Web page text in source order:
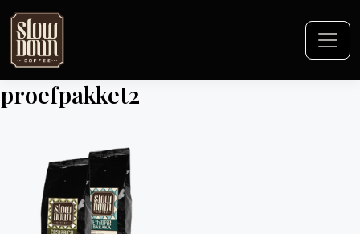
proefpakket2